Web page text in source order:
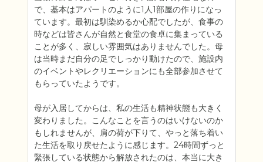
で、基本はアパートのように1人1部屋の作りになっ
ています。最初は馴染めるか心配でしたが、食事の
時などは皆さんが自然と食堂の食卓に集まっている
ことが多く、寂しい雰囲気はありませんでした。母
は当時まだ自分の足でしっかり動けたので、施設内
のイベントやレクリエーションにも全部参加させて
もらっていたようです。
母が入居してからは、私の生活も精神状態も大きく
変わりました。こんなことを言うのはいけないのか
もしれませんが、肩の荷が下りて、やっと落ち着い
た生活を取り戻せたように感じます。24時間ずっと
緊張している状態から解放されたのは、本当に大き